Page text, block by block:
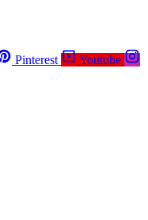
Pinterest
Youtube